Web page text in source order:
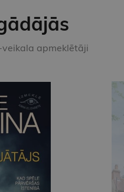
apmeklētāji